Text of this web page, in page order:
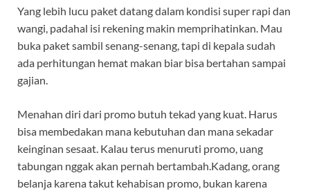
Yang lebih lucu paket datang dalam kondisi super rapi dan
wangi, padahal isi rekening makin memprihatinkan. Mau
buka paket sambil senang-senang, tapi di kepala sudah
ada perhitungan hemat makan biar bisa bertahan sampai
gajian.
Menahan diri dari promo butuh tekad yang kuat. Harus
bisa membedakan mana kebutuhan dan mana sekadar
keinginan sesaat. Kalau terus menuruti promo, uang
tabungan nggak akan pernah bertambah.Kadang, orang
belanja karena takut kehabisan promo, bukan karena